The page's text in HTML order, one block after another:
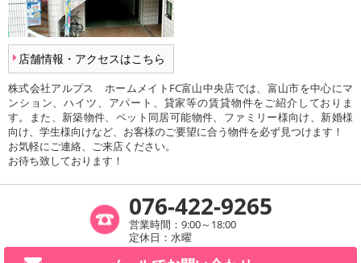
店舗情報・アクセスはこちら
株式会社アルプス ホームメイトFC富山中央店では、富山市を中心にマ
ンション、ハイツ、アパート、貸家等の賃貸物件をご紹介しておりま
す。また、新築物件、ペット同居可能物件、ファミリー様向け、新婚様
向け、学生様向けなど、お客様のご要望に合う物件を必ず見つけます！
お気軽にご連絡、ご来店ください。
お待ち致しております！
076-422-9265
営業時間：9:00～18:00
定休日：水曜